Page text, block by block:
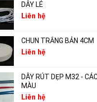
DÂY LÉ
Liên hệ
CHUN TRẮNG BẢN 4CM
Liên hệ
DÂY RÚT DẸP M32 -
MÀU
Liên hệ